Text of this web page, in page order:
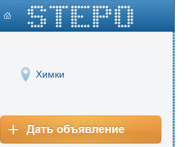
Химки